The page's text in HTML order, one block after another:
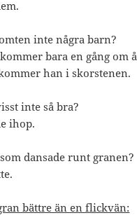
inte några barn?
bara en gång om
han i skorstenen.
inte så bra?
ihop.
dansade runt granen?
bättre än en flickvän: